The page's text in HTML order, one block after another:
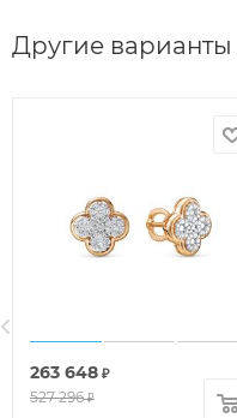
Другие
263 648 ₽
527 296₽